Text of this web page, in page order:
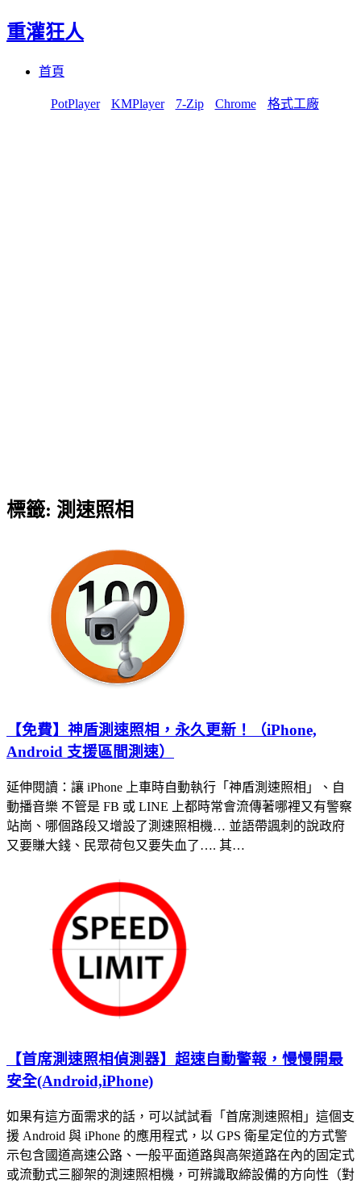
重灌狂人
首頁
PotPlayer KMPlayer 7-Zip Chrome 格式工廠
標籤: 測速照相
【免費】神盾測速照相，永久更新！（iPhone,
Android 支援區間測速）
延伸閱讀：讓 iPhone 上車時自動執行「神盾測速照相」、自
動播音樂 不管是 FB 或 LINE 上都時常會流傳著哪裡又有警察
站崗、哪個路段又增設了測速照相機… 並語帶諷刺的說政府
又要賺大錢、民眾荷包又要失血了…. 其…
【首席測速照相偵測器】超速自動警報，慢慢開最
安全(Android,iPhone)
如果有這方面需求的話，可以試試看「首席測速照相」這個支
援 Android 與 iPhone 的應用程式，以 GPS 衛星定位的方式警
示包含國道高速公路、一般平面道路與高架道路在內的固定式
或流動式三腳架的測速照相機，可辨識取締設備的方向性（對